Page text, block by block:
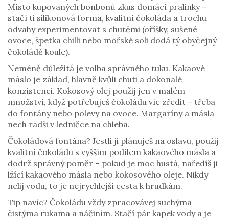
Místo kupovaných bonbonů zkus domácí pralinky –
stačí ti silikonová forma, kvalitní čokoláda a trochu
odvahy experimentovat s chutěmi (oříšky, sušené
ovoce, špetka chilli nebo mořské soli dodá tý obyčejný
čokoládě koule).
Neméně důležitá je volba správného tuku. Kakaové
máslo je základ, hlavně kvůli chuti a dokonalé
konzistenci. Kokosový olej použij jen v malém
množství, když potřebuješ čokoládu víc zředit – třeba
do fontány nebo polevy na ovoce. Margaríny a másla
nech radši v ledničce na chleba.
Čokoládová fontána? Jestli ji plánuješ na oslavu, použij
kvalitní čokoládu s vyšším podílem kakaového másla a
dodrž správný poměr – pokud je moc hustá, naředíš ji
lžící kakaového másla nebo kokosového oleje. Nikdy
nelij vodu, to je nejrychlejší cesta k hrudkám.
Tip navíc? Čokoládu vždy zpracovávej suchýma
čistýma rukama a náčiním. Stačí pár kapek vody a je